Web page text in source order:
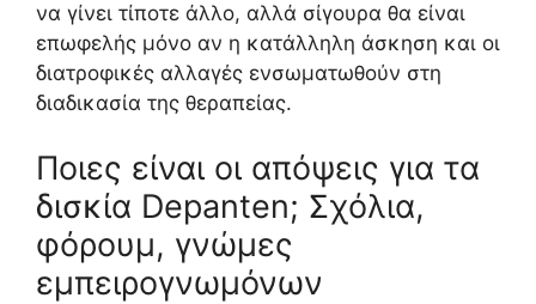
να γίνει τίποτε άλλο, αλλά σίγουρα θα είναι
επωφελής μόνο αν η κατάλληλη άσκηση και οι
διατροφικές αλλαγές ενσωματωθούν στη
διαδικασία της θεραπείας.
Ποιες είναι οι απόψεις για τα
δισκία Depanten; Σχόλια,
φόρουμ, γνώμες
εμπειρογνωμόνων